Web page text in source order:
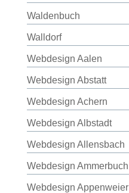
Waldenbuch
Walldorf
Webdesign Aalen
Webdesign Abstatt
Webdesign Achern
Webdesign Albstadt
Webdesign Allensbach
Webdesign Ammerbuch
Webdesign Appenweier